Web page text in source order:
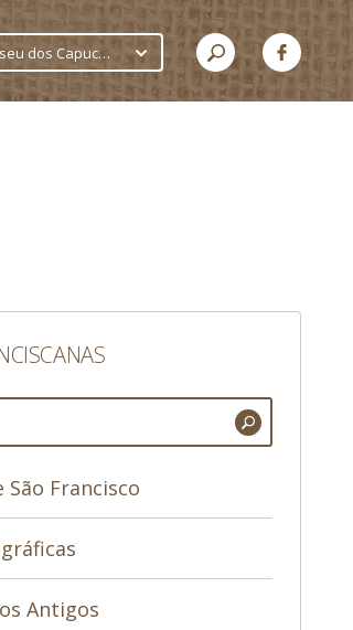
Museu dos Capuchinhos
São Francisco
Antigos